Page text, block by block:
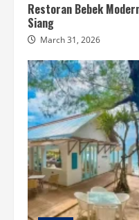
Restoran Bebek
Siang
March 31, 2026